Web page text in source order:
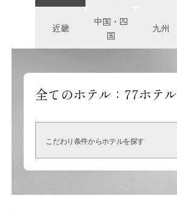
近畿
中国・四
国
九州
全てのホテル： 77ホテル
こだわり条件からホテルを探す